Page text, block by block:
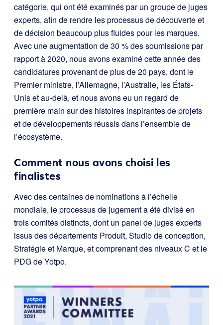
catégorie, qui ont été examinés par un groupe de juges
experts, afin de rendre les processus de découverte et
de décision beaucoup plus fluides pour les marques.
Avec une augmentation de 30 % des soumissions par
rapport à 2020, nous avons examiné cette année des
candidatures provenant de plus de 20 pays, dont le
Premier ministre, l’Allemagne, l’Australie, les États-
Unis et au-delà, et nous avons eu un regard de
première main sur des histoires inspirantes de projets
et de développements réussis dans l’ensemble de
l’écosystème.
Comment nous avons choisi les
finalistes
Avec des centaines de nominations à l’échelle
mondiale, le processus de jugement a été divisé en
trois comités distincts, dont un panel de juges experts
issus des départements Produit, Studio de conception,
Stratégie et Marque, et comprenant des niveaux C et le
PDG de Yotpo.